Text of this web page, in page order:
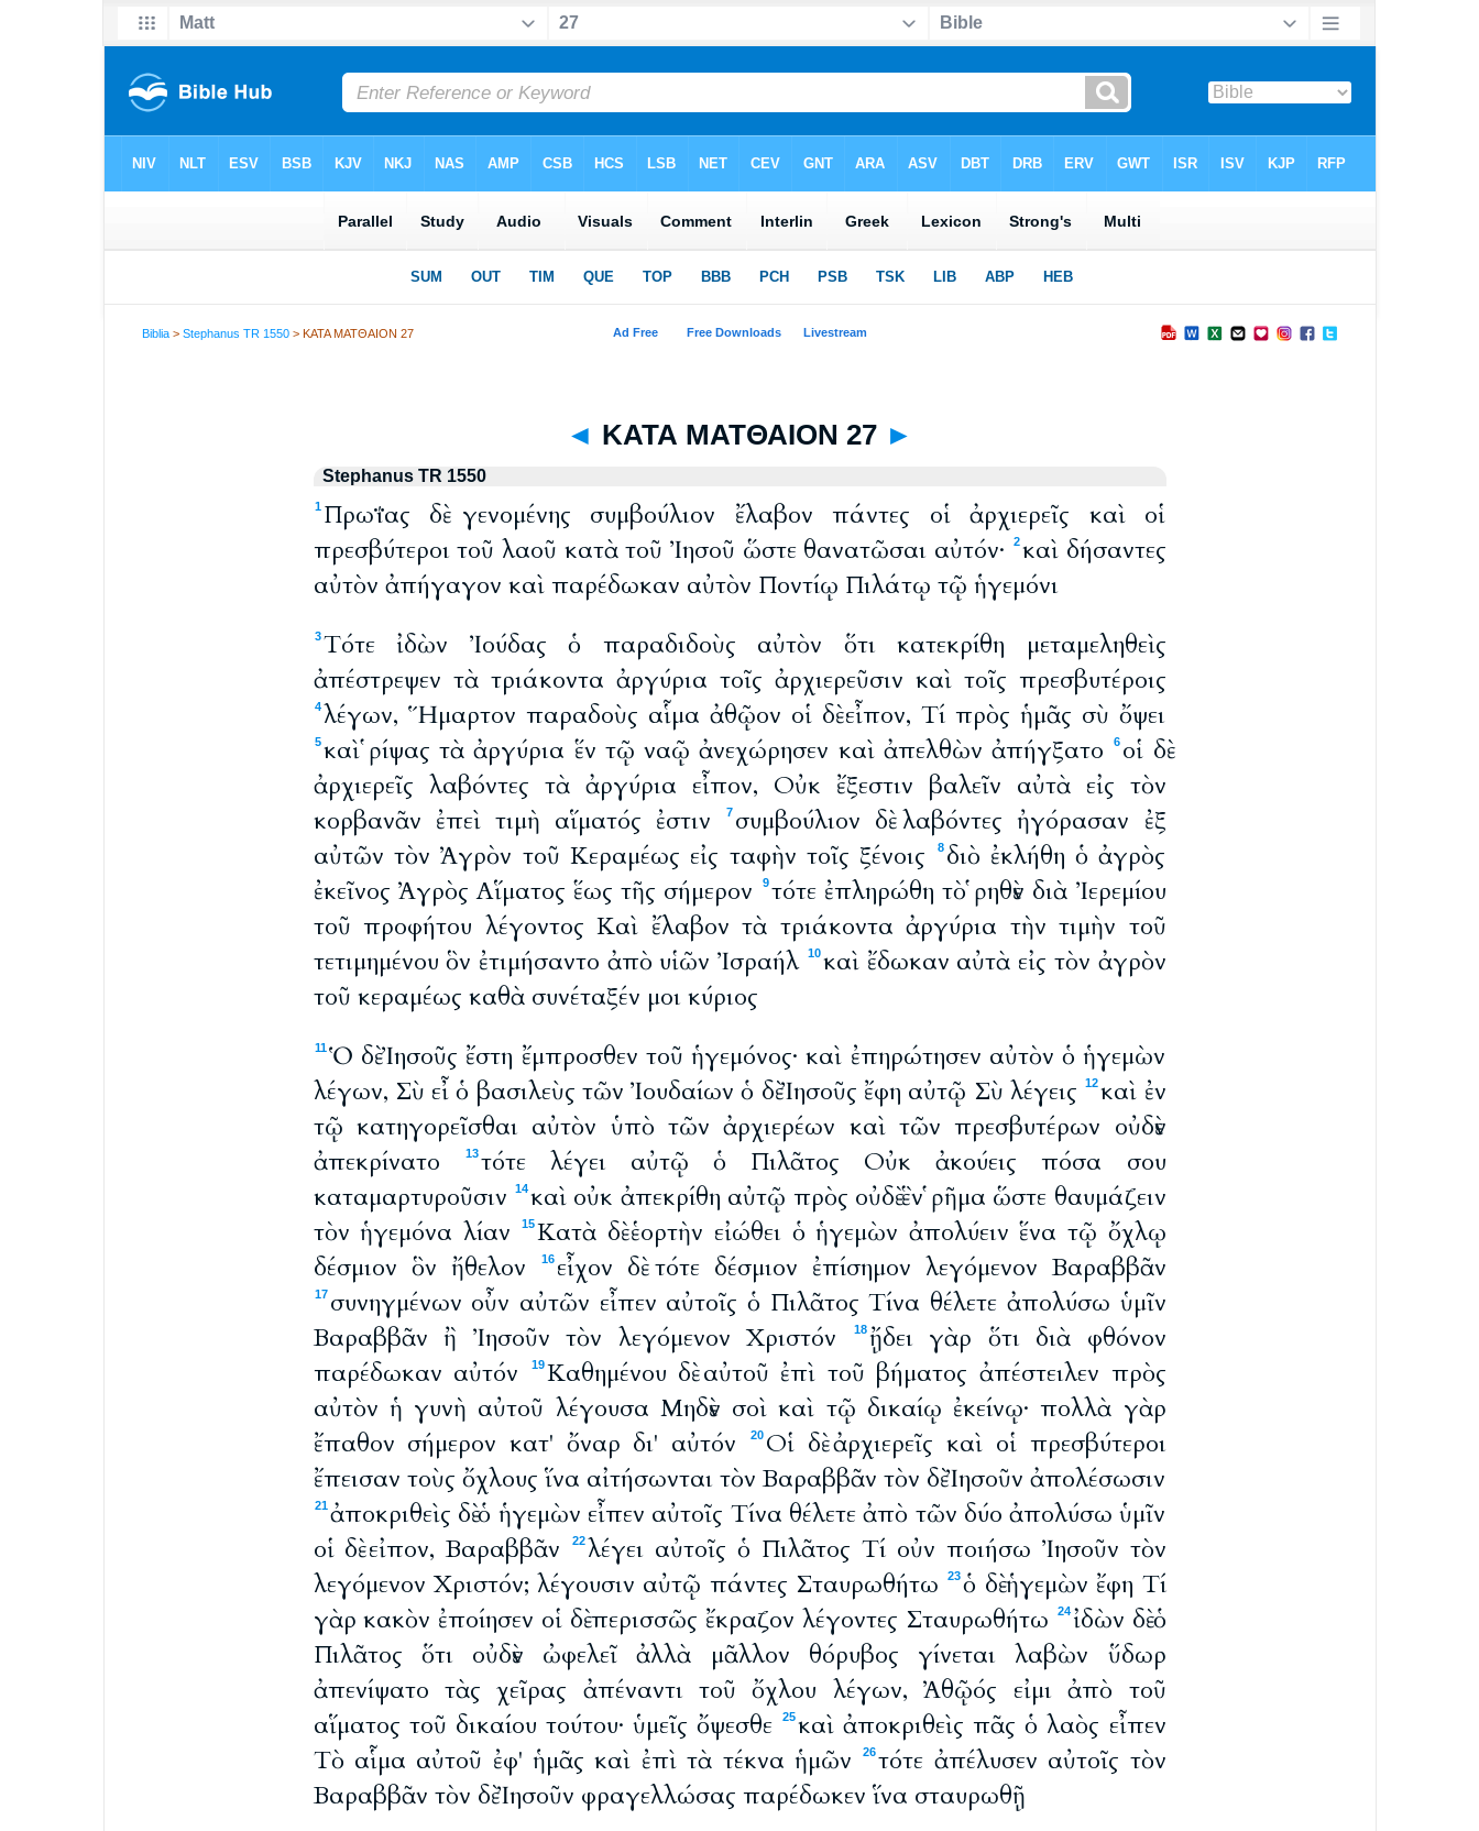
Biblia >Stephanus TR 1550 > ΚΑΤΑ ΜΑΤΘΑΙΟΝ 27
◄ ΚΑΤΑ ΜΑΤΘΑΙΟΝ 27 ►
Stephanus TR 1550
1 Πρωΐας δὲ γενομένης συμβούλιον ἔλαβον πάντες οἱ ἀρχιερεῖς καὶ οἱ
πρεσβύτεροι τοῦ λαοῦ κατὰ τοῦ Ἰησοῦ ὥστε θανατῶσαι αὐτόν·
2καὶ δήσαντες
αὐτὸν ἀπήγαγον καὶ παρέδωκαν αὐτὸν Ποντίῳ Πιλάτῳ τῷ ἡγεμόνι
3 Τότε ἰδὼν Ἰούδας ὁ παραδιδοὺς αὐτὸν ὅτι κατεκρίθη μεταμεληθεὶς
ἀπέστρεψεν τὰ τριάκοντα ἀργύρια τοῖς ἀρχιερεῦσιν καὶ τοῖς πρεσβυτέροις
4 λέγων, Ἥμαρτον παραδοὺς αἷμα ἀθῷον οἱ δὲ εἶπον, Τί πρὸς ἡμᾶς σὺ ὄψει
5 καὶ ῥίψας τὰ ἀργύρια ἕν τῷ ναῷ ἀνεχώρησεν καὶ ἀπελθὼν ἀπήγξατο 6 οἱ δὲ
ἀρχιερεῖς λαβόντες τὰ ἀργύρια εἶπον, Οὐκ ἔξεστιν βαλεῖν αὐτὰ εἰς τὸν
κορβανᾶν ἐπεὶ τιμὴ αἵματός ἐστιν
7 συμβούλιον δὲ λαβόντες ἠγόρασαν ἐξ
αὐτῶν τὸν Ἀγρὸν τοῦ Κεραμέως εἰς ταφὴν τοῖς ξένοις
8 διὸ ἐκλήθη ὁ ἀγρὸς
ἐκεῖνος Ἀγρὸς Αἵματος ἕως τῆς σήμερον
9 τότε ἐπληρώθη τὸ ῥηθὲν διὰ Ἰερεμίου
τοῦ προφήτου λέγοντος Καὶ ἔλαβον τὰ τριάκοντα ἀργύρια τὴν τιμὴν τοῦ
τετιμημένου ὃν ἐτιμήσαντο ἀπὸ υἱῶν Ἰσραήλ 10καὶ ἔδωκαν αὐτὰ εἰς τὸν ἀγρὸν
τοῦ κεραμέως καθὰ συνέταξέν μοι κύριος
11 Ὁ δὲ Ἰησοῦς ἔστη ἔμπροσθεν τοῦ ἡγεμόνος· καὶ ἐπηρώτησεν αὐτὸν ὁ ἡγεμὼν
λέγων, Σὺ εἶ ὁ βασιλεὺς τῶν Ἰουδαίων ὁ δὲ Ἰησοῦς ἔφη αὐτῷ Σὺ λέγεις
12καὶ ἐν
τῷ κατηγορεῖσθαι αὐτὸν ὑπὸ τῶν ἀρχιερέων καὶ τῶν πρεσβυτέρων οὐδὲν
ἀπεκρίνατο
13τότε λέγει αὐτῷ ὁ Πιλᾶτος Οὐκ ἀκούεις πόσα σου
καταμαρτυροῦσιν
14καὶ οὐκ ἀπεκρίθη αὐτῷ πρὸς οὐδὲ ἓν ῥῆμα ὥστε θαυμάζειν
τὸν ἡγεμόνα λίαν
15Κατὰ δὲ ἑορτὴν εἰώθει ὁ ἡγεμὼν ἀπολύειν ἕνα τῷ ὄχλῳ
δέσμιον ὃν ἤθελον
16 εἶχον δὲ τότε δέσμιον ἐπίσημον λεγόμενον Βαραββᾶν
17 συνηγμένων οὖν αὐτῶν εἶπεν αὐτοῖς ὁ Πιλᾶτος Τίνα θέλετε ἀπολύσω ὑμῖν
Βαραββᾶν ἢ Ἰησοῦν τὸν λεγόμενον Χριστόν
18 ᾔδει γὰρ ὅτι διὰ φθόνον
παρέδωκαν αὐτόν
19Καθημένου δὲ αὐτοῦ ἐπὶ τοῦ βήματος ἀπέστειλεν πρὸς
αὐτὸν ἡ γυνὴ αὐτοῦ λέγουσα Μηδὲν σοὶ καὶ τῷ δικαίῳ ἐκείνῳ· πολλὰ γὰρ
ἔπαθον σήμερον κατ' ὄναρ δι' αὐτόν
20 Οἱ δὲ ἀρχιερεῖς καὶ οἱ πρεσβύτεροι
ἔπεισαν τοὺς ὄχλους ἵνα αἰτήσωνται τὸν Βαραββᾶν τὸν δὲ Ἰησοῦν ἀπολέσωσιν
21 ἀποκριθεὶς δὲ ὁ ἡγεμὼν εἶπεν αὐτοῖς Τίνα θέλετε ἀπὸ τῶν δύο ἀπολύσω ὑμῖν
οἱ δὲ εἰπον, Βαραββᾶν
22λέγει αὐτοῖς ὁ Πιλᾶτος Τί οὐν ποιήσω Ἰησοῦν τὸν
λεγόμενον Χριστόν; λέγουσιν αὐτῷ πάντες Σταυρωθήτω
23ὁ δὲ ἡγεμὼν ἔφη Τί
γὰρ κακὸν ἐποίησεν οἱ δὲ περισσῶς ἔκραζον λέγοντες Σταυρωθήτω
24 ἰδὼν δὲ ὁ
Πιλᾶτος ὅτι οὐδὲν ὠφελεῖ ἀλλὰ μᾶλλον θόρυβος γίνεται λαβὼν ὕδωρ
ἀπενίψατο τὰς χεῖρας ἀπέναντι τοῦ ὄχλου λέγων, Ἀθῷός εἰμι ἀπὸ τοῦ
αἵματος τοῦ δικαίου τούτου· ὑμεῖς ὄψεσθε
25καὶ ἀποκριθεὶς πᾶς ὁ λαὸς εἶπεν
Τὸ αἷμα αὐτοῦ ἐφ' ἡμᾶς καὶ ἐπὶ τὰ τέκνα ἡμῶν
26τότε ἀπέλυσεν αὐτοῖς τὸν
Βαραββᾶν τὸν δὲ Ἰησοῦν φραγελλώσας παρέδωκεν ἵνα σταυρωθῇ